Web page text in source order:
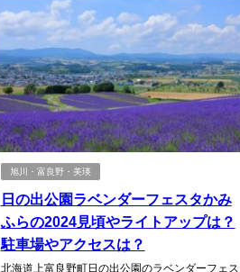
旭川・富良野・美瑛
日の出公園ラベンダーフェスタかみ
ふらの2024見頃やライトアップは？
駐車場やアクセスは？
北海道上富良野町日の出公園のラベンダーフェス